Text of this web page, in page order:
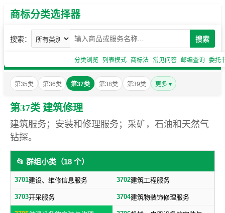
商标分类选择器
搜索： 搜索
分类浏览 列表模式 商标法 常见问答 邮编查询 委托
第35类 第36类 第37类 第38类 第39类 更多 ▾
第37类 建筑修理
建筑服务；安装和修理服务；采矿，石油和天然气
钻探。
📂 群组小类（18 个）
3701建设、维修信息服务 3702建筑工程服务
3703开采服务 3704建筑物装饰修理服务